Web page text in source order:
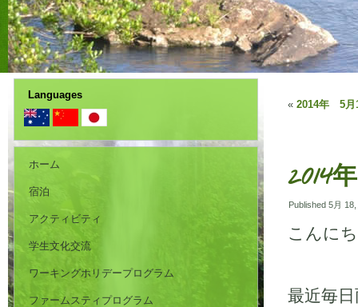
Languages
ホーム
宿泊
アクティビティ
学生文化交流
ワーキングホリデープログラム
ファームスティプログラム
« 2014年 5月
2014
Published 5月 18,
こんに
最近毎